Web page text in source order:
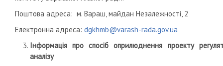
Поштова адреса: м. Вараш, майдан Незалежності, 2
Електронна адреса: dgkhmb@varash-rada.gov.ua
Інформація про спосіб оприлюднення проекту
аналізу